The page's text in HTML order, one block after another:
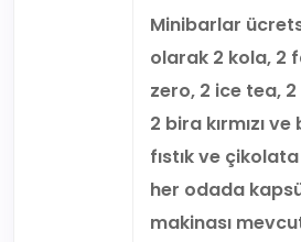
Minibarlar
olarak 2 kola, 2
zero, 2 ice tea,
2 bira kırmızı
fıstık ve
her odada
makinası